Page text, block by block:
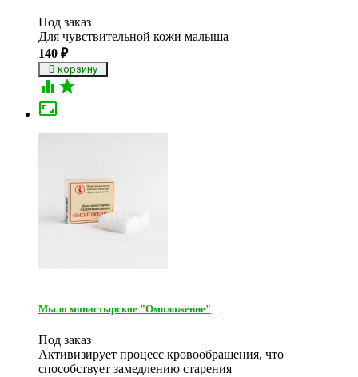
Под заказ
Для чувствительной кожи малыша
140 ₽
 

Мыло монастырское "Омоложение"
Под заказ
Активизирует процесс кровообращения, что
способствует замедлению старения